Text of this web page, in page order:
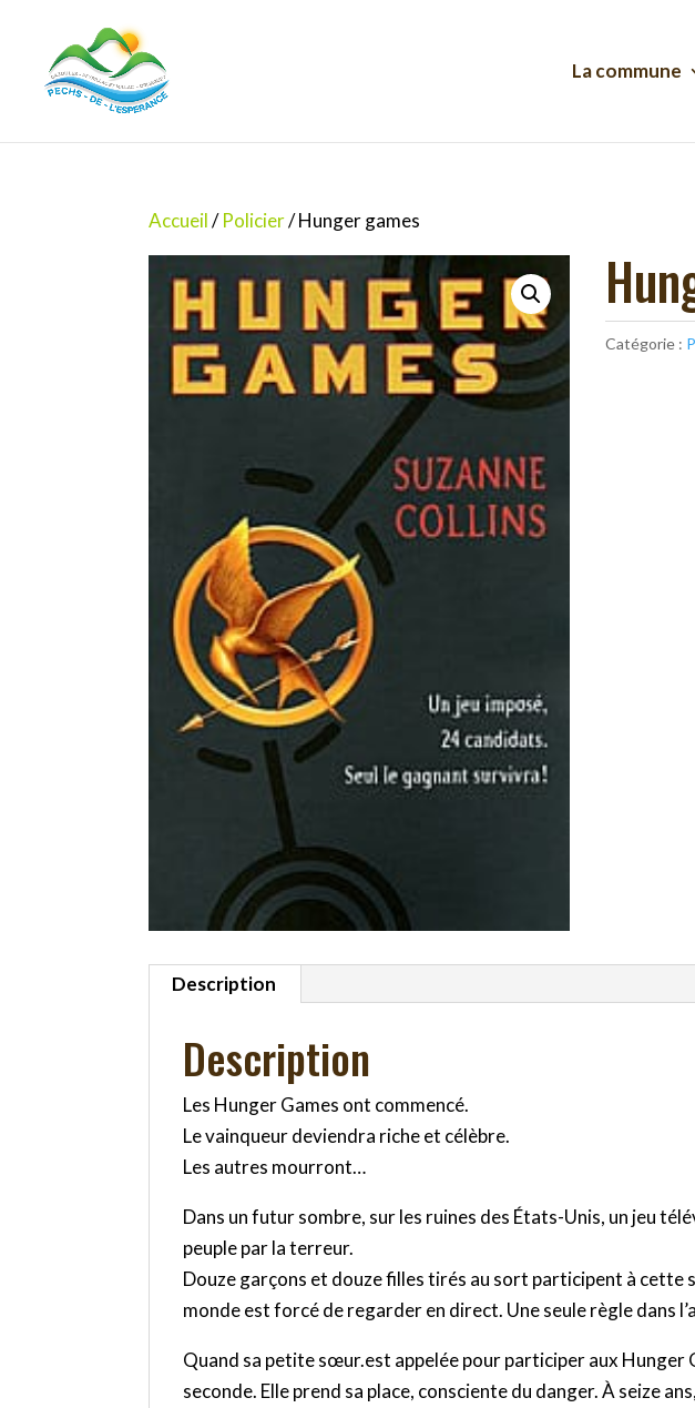
La commune
Accueil/Policier/ Hunger games
Catégorie :
Description
Description
Les Hunger Games ont commencé.
Le vainqueur deviendra riche et célèbre.
Les autres mourront…
Dans un futur sombre, sur les ruines des États-Unis, un jeu
peuple par la terreur.
Douze garçons et douze filles tirés au sort participent à
monde est forcé de regarder en direct. Une seule règle dans
Quand sa petite sœur.est appelée pour participer aux Hunger
seconde. Elle prend sa place, consciente du danger. À seize